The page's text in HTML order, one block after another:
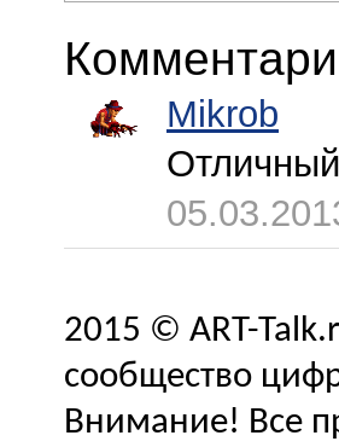
Mikrob
2015 © ART-
сообщество
Внимание! Все